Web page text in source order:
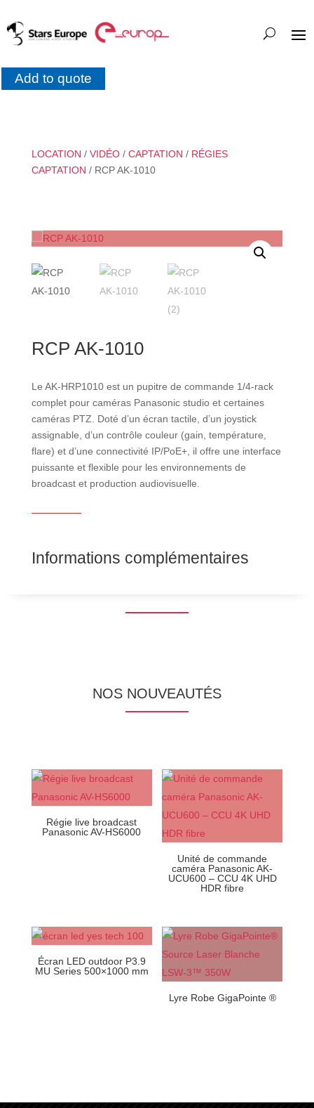
Add to quote
LOCATION / VIDÉO/ CAPTATION / RÉGIES
CAPTATION / RCP AK-1010
RCP AK-1010
Le AK‑HRP1010 est un pupitre de commande 1/4‑rack
complet pour caméras Panasonic studio et certaines
caméras PTZ. Doté d’un écran tactile, d’un joystick
assignable, d’un contrôle couleur (gain, température,
flare) et d’une connectivité IP/PoE+, il offre une interface
puissante et flexible pour les environnements de
broadcast et production audiovisuelle.
Informations complémentaires
NOS NOUVEAUTÉS
Régie live broadcast
Panasonic AV-HS6000
Unité de commande
caméra Panasonic AK-
UCU600 – CCU 4K UHD
HDR fibre
Écran LED outdoor P3.9
MU Series 500×1000 mm
Lyre Robe GigaPointe ®